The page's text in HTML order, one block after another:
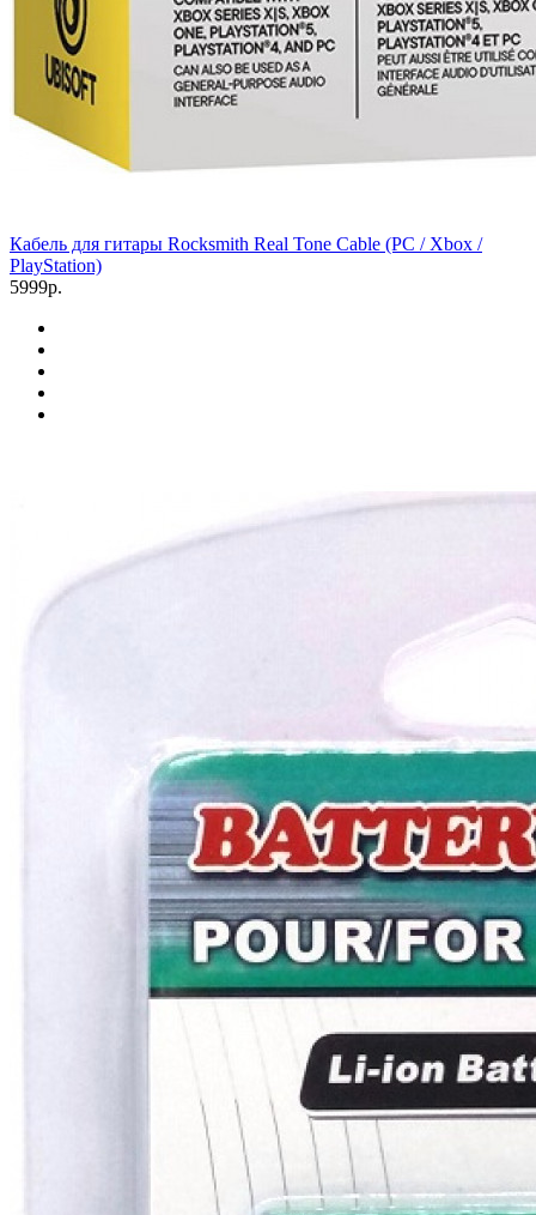
Кабель для гитары Rocksmith Real Tone Cable (PC / Xbox /
PlayStation)
5999р.